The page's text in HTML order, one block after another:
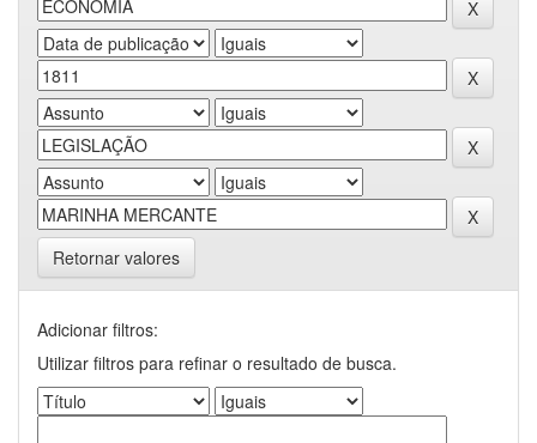
Retornar valores
Adicionar filtros:
Utilizar filtros para refinar o resultado de busca.